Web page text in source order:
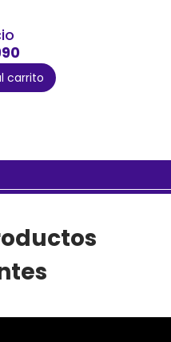
carrito